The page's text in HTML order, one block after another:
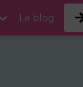
Le blog